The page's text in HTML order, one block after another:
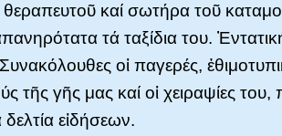
καί σωτήρα τοῦ
τά ταξίδια του.
οἱ παγερές,
τῆς γῆς μας καί οἱ χειραψίες του,
εἰδήσεων.